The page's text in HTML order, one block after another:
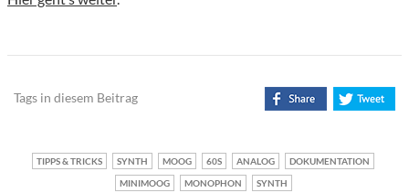
Tags in diesem Beitrag
TIPPS & TRICKS SYNTH MOOG 60S ANALOG
DOKUMENTATION
MINIMOOG
MONOPHON SYNTH